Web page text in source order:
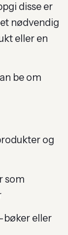
disse er
nødvendig
eller en
be om
og
som
bøker eller